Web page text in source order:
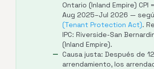
Ontario (Inland Empire) CPI
Aug 2025–Jul 2026 —
(Tenant Protection Act).
IPC: Riverside-San
(Inland Empire).
Causa justa: Después de
arrendamiento, los